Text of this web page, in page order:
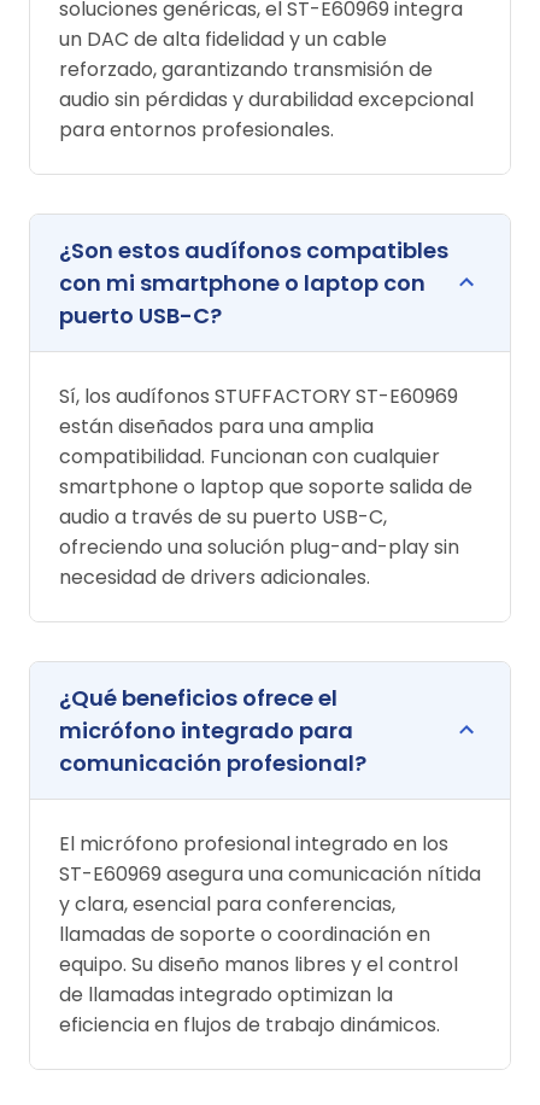
soluciones genéricas, el ST-E60969 integra
un DAC de alta fidelidad y un cable
reforzado, garantizando transmisión de
audio sin pérdidas y durabilidad excepcional
para entornos profesionales.
¿Son estos audífonos compatibles
con mi smartphone o laptop con
puerto USB-C?
Sí, los audífonos STUFFACTORY ST-E60969
están diseñados para una amplia
compatibilidad. Funcionan con cualquier
smartphone o laptop que soporte salida de
audio a través de su puerto USB-C,
ofreciendo una solución plug-and-play sin
necesidad de drivers adicionales.
¿Qué beneficios ofrece el
micrófono integrado para
comunicación profesional?
El micrófono profesional integrado en los
ST-E60969 asegura una comunicación nítida
y clara, esencial para conferencias,
llamadas de soporte o coordinación en
equipo. Su diseño manos libres y el control
de llamadas integrado optimizan la
eficiencia en flujos de trabajo dinámicos.